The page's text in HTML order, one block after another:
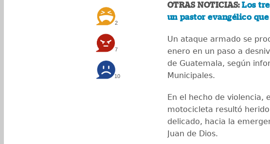
2
7
10
OTRAS NOTICIAS:Los
un pastor evangélico
Un ataque armado se
enero en un paso a
de Guatemala, según
Municipales.
En el hecho de violencia,
motocicleta resultó
delicado, hacia la
Juan de Dios.